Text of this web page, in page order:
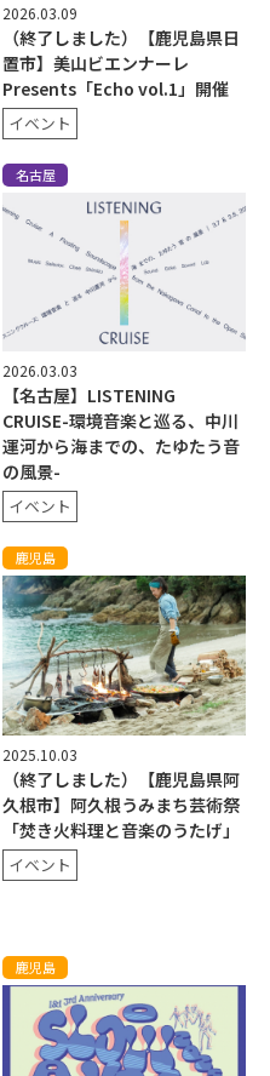
2026.03.09
（終了しました）【鹿児島県日
置市】美山ビエンナーレ
Presents「Echo vol.1」開催
イベント
名古屋
2026.03.03
【名古屋】LISTENING
CRUISE-環境音楽と巡る、中川
運河から海までの、たゆたう音
の風景-
イベント
鹿児島
2025.10.03
（終了しました）【鹿児島県阿
久根市】阿久根うみまち芸術祭
「焚き火料理と音楽のうたげ」
イベント
鹿児島